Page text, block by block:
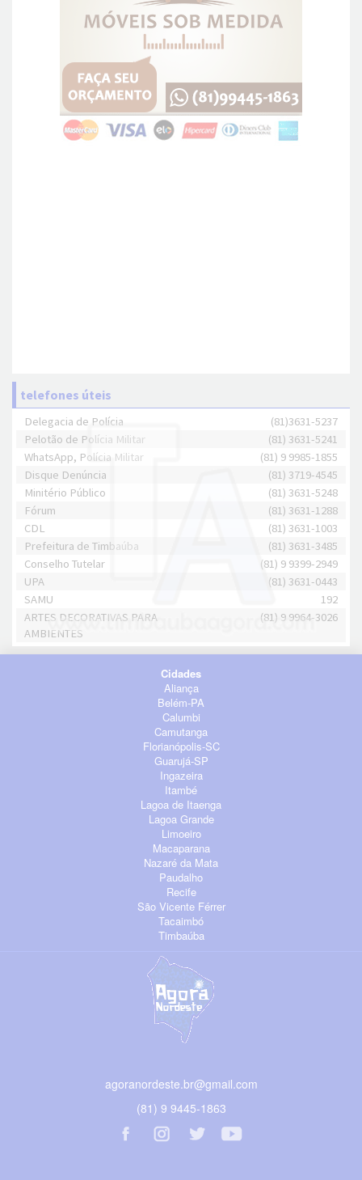
telefones úteis
Delegacia de Polícia
(81)3631-5237
Pelotão de Polícia Militar
(81) 3631-5241
WhatsApp, Polícia Militar
(81) 9 9985-1855
Disque Denúncia
(81) 3719-4545
Minitério Público
(81) 3631-5248
Fórum
(81) 3631-1288
CDL
(81) 3631-1003
Prefeitura de Timbaúba
(81) 3631-3485
Conselho Tutelar
(81) 9 9399-2949
UPA
(81) 3631-0443
SAMU
192
ARTES DECORATIVAS PARA
AMBIENTES
(81) 9 9964-3026
Cidades
Aliança
Belém-PA
Calumbi
Camutanga
Florianópolis-SC
Guarujá-SP
Ingazeira
Itambé
Lagoa de Itaenga
Lagoa Grande
Limoeiro
Macaparana
Nazaré da Mata
Paudalho
Recife
São Vicente Férrer
Tacaimbó
Timbaúba
agoranordeste.br@gmail.com
(81) 9 9445-1863